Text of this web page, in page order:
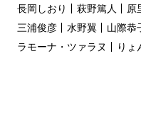
長岡しおり
萩野篤人 原
三浦俊彦
水野翼 山際恭
ラモーナ・ツァラヌ
りょ